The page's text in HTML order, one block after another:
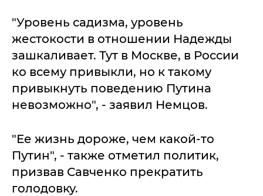
"Уровень садизма, уровень
жестокости в отношении Надежды
зашкаливает. Тут в Москве, в России
ко всему привыкли, но к такому
привыкнуть поведению Путина
невозможно", - заявил Немцов.
"Ее жизнь дороже, чем какой-то
Путин", - также отметил политик,
призвав Савченко прекратить
голодовку.